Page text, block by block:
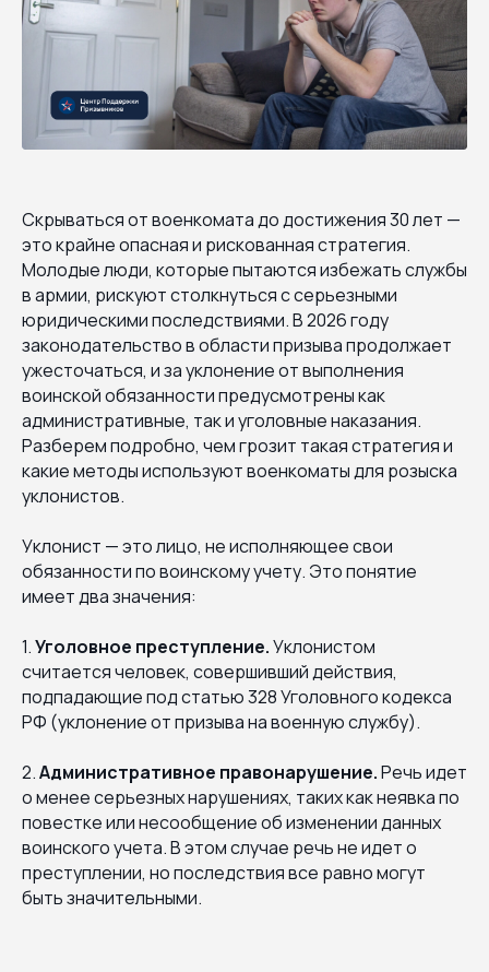
Скрываться от военкомата до достижения 30 лет —
это крайне опасная и рискованная стратегия.
Молодые люди, которые пытаются избежать службы
в армии, рискуют столкнуться с серьезными
юридическими последствиями. В 2026 году
законодательство в области призыва продолжает
ужесточаться, и за уклонение от выполнения
воинской обязанности предусмотрены как
административные, так и уголовные наказания.
Разберем подробно, чем грозит такая стратегия и
какие методы используют военкоматы для розыска
уклонистов.
Уклонист — это лицо, не исполняющее свои
обязанности по воинскому учету. Это понятие
имеет два значения:
1.Уголовное преступление.Уклонистом
считается человек, совершивший действия,
подпадающие под статью 328 Уголовного кодекса
РФ (уклонение от призыва на военную службу).
2.Административное правонарушение.Речь идет
о менее серьезных нарушениях, таких как неявка по
повестке или несообщение об изменении данных
воинского учета. В этом случае речь не идет о
преступлении, но последствия все равно могут
быть значительными.